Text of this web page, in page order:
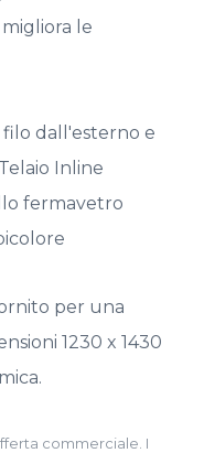
le
dall'esterno e
Inline
fermavetro
per una
1230 x 1430
commerciale. I